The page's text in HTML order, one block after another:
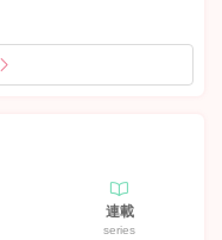
連載
series